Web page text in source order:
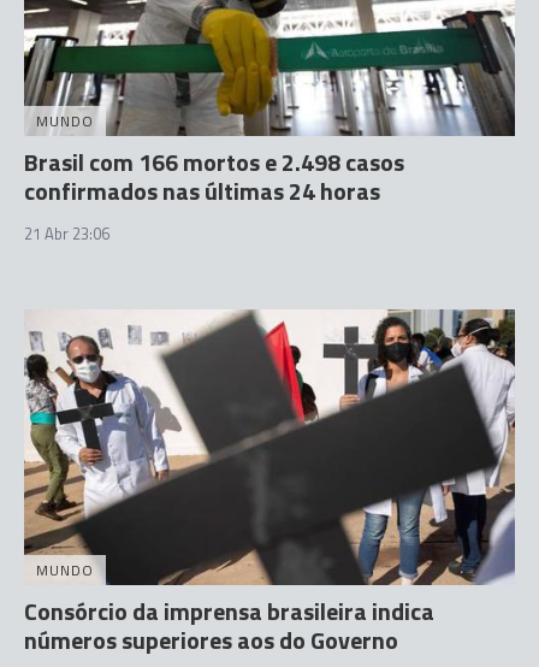
MUNDO
Brasil com 166 mortos e 2.498 casos
confirmados nas últimas 24 horas
21 Abr 23:06
MUNDO
Consórcio da imprensa brasileira indica
números superiores aos do Governo